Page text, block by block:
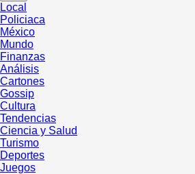
Local
Policiaca
México
Mundo
Finanzas
Análisis
Cartones
Gossip
Cultura
Tendencias
Ciencia y Salud
Turismo
Deportes
Juegos